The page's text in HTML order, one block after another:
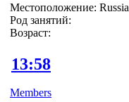
Местоположение: Russia
Род занятий:
Возраст:
13:58
Members